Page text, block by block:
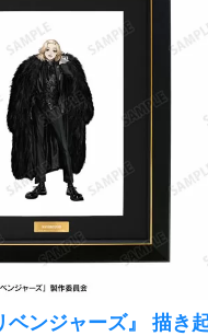
ベンジャーズ』 描き